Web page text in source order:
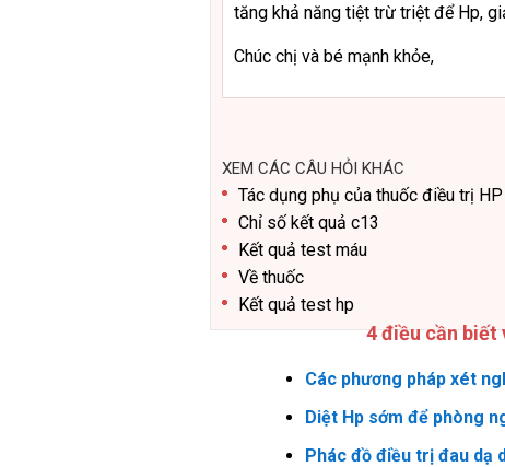
tăng khả năng tiệt trừ triệt để Hp,
Chúc chị và bé mạnh khỏe,
XEM CÁC CÂU HỎI KHÁC
Tác dụng phụ của thuốc điều trị
Chỉ số kết quả c13
Kết quả test máu
Về thuốc
Kết quả test hp
4 điều cần biết
Các phương pháp xét
Diệt Hp sớm để phòng
Phác đồ điều trị đau dạ